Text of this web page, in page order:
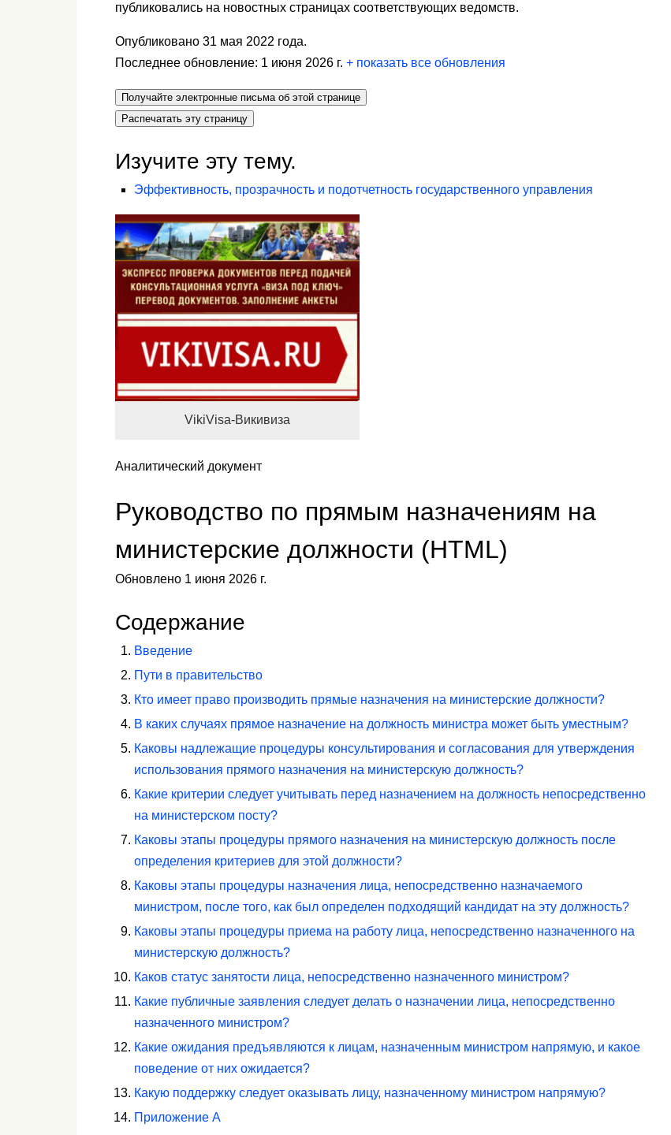
публиковались на новостных страницах соответствующих ведомств.
Опубликовано 31 мая 2022 года.
Последнее обновление: 1 июня 2026 г. + показать все обновления
Получайте электронные письма об этой странице
Распечатать эту страницу
Изучите эту тему.
Эффективность, прозрачность и подотчетность государственного управления
VikiVisa-Викивиза
Аналитический документ
Руководство по прямым назначениям на
министерские должности (HTML)
Обновлено 1 июня 2026 г.
Содержание
Введение
Пути в правительство
Кто имеет право производить прямые назначения на министерские должности?
В каких случаях прямое назначение на должность министра может быть уместным?
Каковы надлежащие процедуры консультирования и согласования для утверждения
использования прямого назначения на министерскую должность?
Какие критерии следует учитывать перед назначением на должность непосредственно
на министерском посту?
Каковы этапы процедуры прямого назначения на министерскую должность после
определения критериев для этой должности?
Каковы этапы процедуры назначения лица, непосредственно назначаемого
министром, после того, как был определен подходящий кандидат на эту должность?
Каковы этапы процедуры приема на работу лица, непосредственно назначенного на
министерскую должность?
Каков статус занятости лица, непосредственно назначенного министром?
Какие публичные заявления следует делать о назначении лица, непосредственно
назначенного министром?
Какие ожидания предъявляются к лицам, назначенным министром напрямую, и какое
поведение от них ожидается?
Какую поддержку следует оказывать лицу, назначенному министром напрямую?
Приложение А